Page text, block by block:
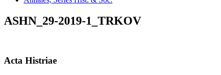
ASHN_29-2019-1_TRKOV
Acta Histriae